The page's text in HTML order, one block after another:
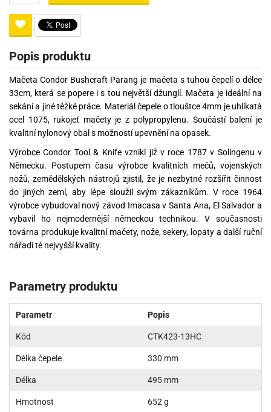
Popis produktu
Mačeta Condor Bushcraft Parang je mačeta s tuhou čepelí o délce
33cm, která se popere i s tou největší džunglí. Mačeta je ideální na
sekání a jiné těžké práce. Materiál čepele o tlouštce 4mm je uhlíkatá
ocel 1075, rukojeť mačety je z polypropylenu. Součástí balení je
kvalitní nylonový obal s možností upevnění na opasek.
Výrobce Condor Tool & Knife vznikl již v roce 1787 v Solingenu v
Německu. Postupem času výrobce kvalitních mečů, vojenských
nožů, zemědělských nástrojů zjistil, že je nezbytné rozšířit činnost
do jiných zemí, aby lépe sloužil svým zákazníkům. V roce 1964
výrobce vybudoval nový závod Imacasa v Santa Ana, El Salvador a
vybavil ho nejmodernější německou technikou. V současnosti
továrna produkuje kvalitní mačety, nože, sekery, lopaty a další ruční
nářadí té nejvyšší kvality.
Parametry produktu
Parametr Popis
Kód CTK423-13HC
Délka čepele 330 mm
Délka 495 mm
Hmotnost 652 g